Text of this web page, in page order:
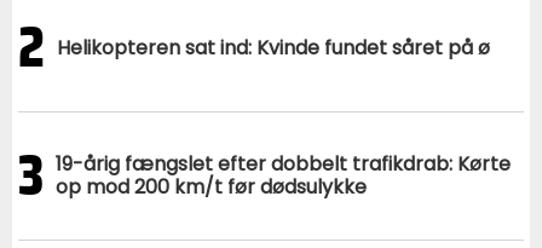
2 Helikopteren sat ind: Kvinde fundet såret på ø
3 19-årig fængslet efter dobbelt trafikdrab: Kørte
op mod 200 km/t før dødsulykke